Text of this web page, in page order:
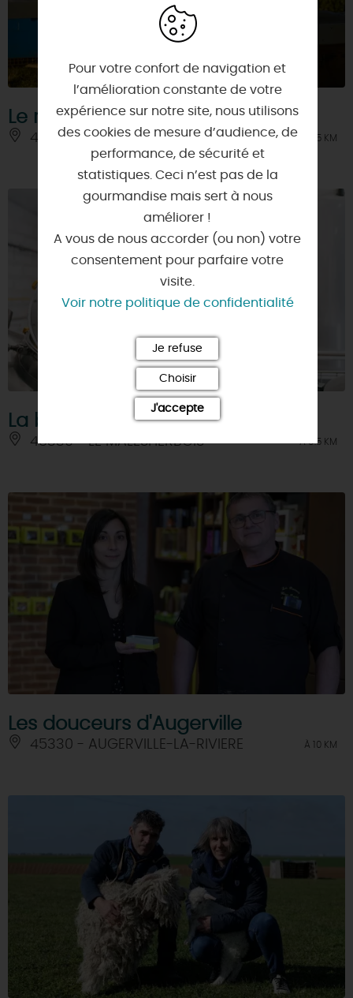
Le rucher des Ormes
45390 - AULNAY-LA-RIVIERE À 9.5 KM
La brasserie Fondamentale - LBF
45330 - LE MALESHERBOIS À 9.5 KM
Les douceurs d'Augerville
45330 - AUGERVILLE-LA-RIVIERE À 10 KM
Pour votre confort de navigation et
l’amélioration constante de votre
expérience sur notre site, nous utilisons
des cookies de mesure d’audience, de
performance, de sécurité et
statistiques. Ceci n’est pas de la
gourmandise mais sert à nous
améliorer !
A vous de nous accorder (ou non) votre
consentement pour parfaire votre
visite.
Voir notre politique de confidentialité
Je refuse
Choisir
J'accepte